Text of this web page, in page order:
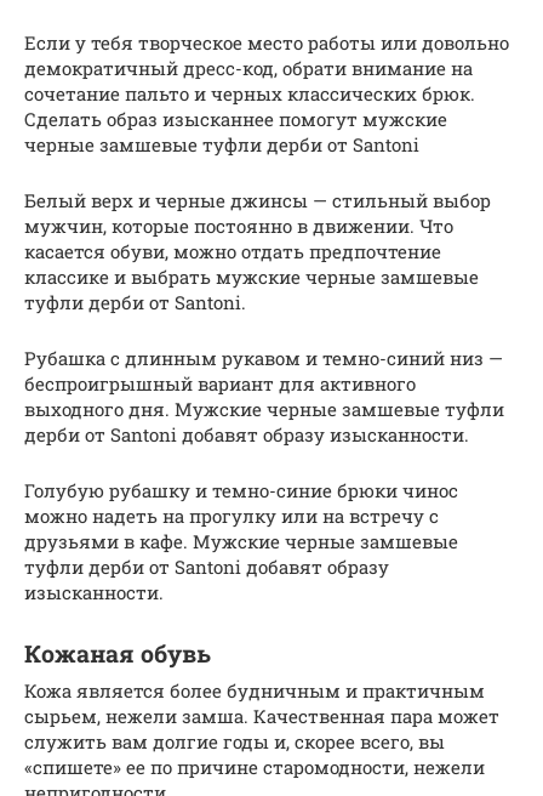
Если у тебя творческое место работы или довольно
демократичный дресс-код, обрати внимание на
сочетание пальто и черных классических брюк.
Сделать образ изысканнее помогут мужские
черные замшевые туфли дерби от Santoni
Белый верх и черные джинсы — стильный выбор
мужчин, которые постоянно в движении. Что
касается обуви, можно отдать предпочтение
классике и выбрать мужские черные замшевые
туфли дерби от Santoni.
Рубашка с длинным рукавом и темно-синий низ —
беспроигрышный вариант для активного
выходного дня. Мужские черные замшевые туфли
дерби от Santoni добавят образу изысканности.
Голубую рубашку и темно-синие брюки чинос
можно надеть на прогулку или на встречу с
друзьями в кафе. Мужские черные замшевые
туфли дерби от Santoni добавят образу
изысканности.
Кожаная обувь
Кожа является более будничным и практичным
сырьем, нежели замша. Качественная пара может
служить вам долгие годы и, скорее всего, вы
«спишете» ее по причине старомодности, нежели